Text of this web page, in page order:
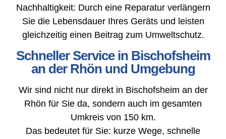
Nachhaltigkeit: Durch eine Reparatur verlängern
Sie die Lebensdauer Ihres Geräts und leisten
gleichzeitig einen Beitrag zum Umweltschutz.
Schneller Service in Bischofsheim
an der Rhön und Umgebung
Wir sind nicht nur direkt in Bischofsheim an der
Rhön für Sie da, sondern auch im gesamten
Umkreis von 150 km.
Das bedeutet für Sie: kurze Wege, schnelle